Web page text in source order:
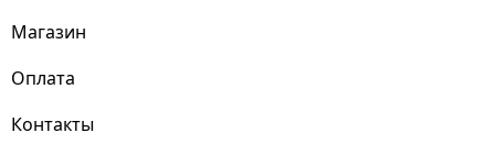
Магазин
Оплата
Контакты